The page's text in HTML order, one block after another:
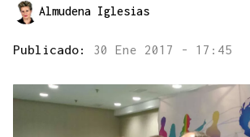
Almudena Iglesias
Publicado: 30 Ene 2017 - 17:45